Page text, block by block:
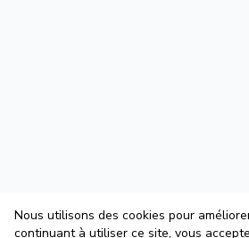
Nous utilisons des cookies pour
continuant à utiliser ce site, vous